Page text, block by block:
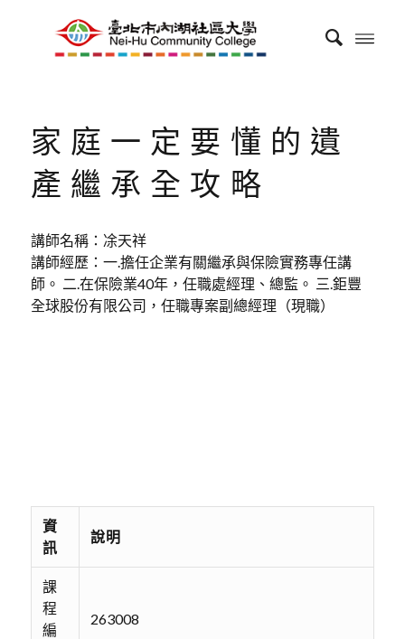
家庭一定要懂的遺
產繼承全攻略
講師名稱：凃天祥
講師經歷：一.擔任企業有關繼承與保險實務專任講
師。 二.在保險業40年，任職處經理、總監。 三.鉅豐
全球股份有限公司，任職專案副總經理（現職）
資
訊
說明
課
程
編
263008